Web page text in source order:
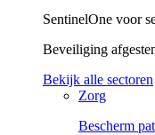
SentinelOne voor
Beveiliging
Bekijk alle sectoren
Zorg
Bescherm